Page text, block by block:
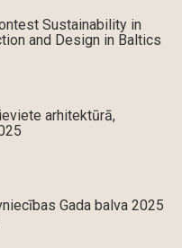
Sustainability in
and Design in Baltics
arhitektūrā,
Gada balva 2025